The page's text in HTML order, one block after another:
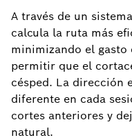
A través de un
calcula la ruta más
minimizando el gasto
permitir que el
césped. La dirección
diferente en cada
cortes anteriores y
natural.